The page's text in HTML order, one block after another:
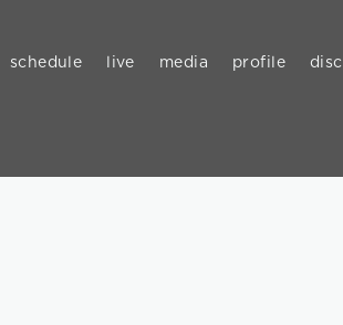
schedule live media profile disc